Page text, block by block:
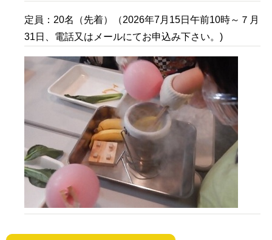
定員：20名（先着）（2026年7月15日午前10時～７月
31日、電話又はメールにてお申込み下さい。)